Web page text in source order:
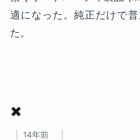
適になった。純正だけで
た。
✖
14年前